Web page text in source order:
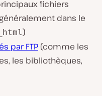
fichiers
dans le
)
par FTP (comme les
les bibliothèques,